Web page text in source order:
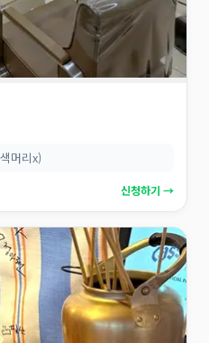
머리x)
신청하기 →